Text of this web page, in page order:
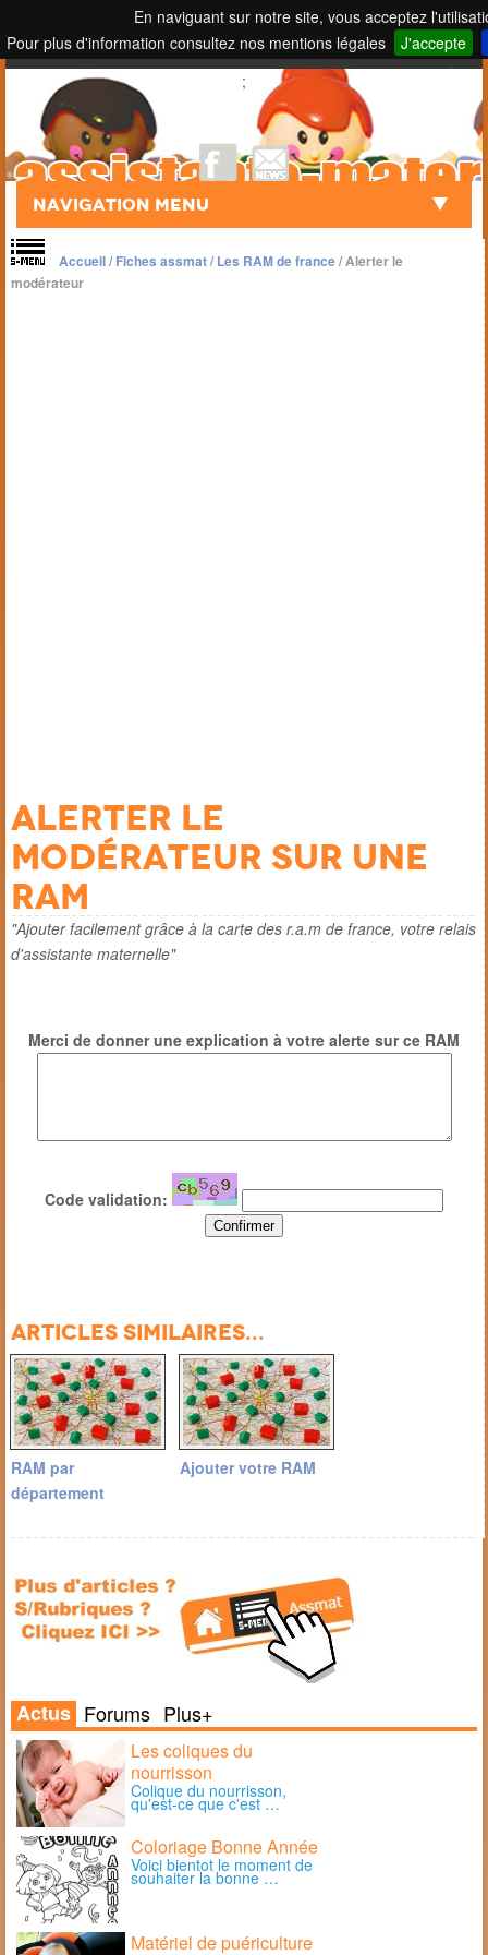
En naviguant sur notre site, vous acceptez
Pour plus d'information consultez nos mentions légales
J'accepte
Touch to Search
;
Navigation Menu
Accueil/Fiches assmat/Les RAM de france/Alerter le
modérateur
Alerter le
modérateur sur une
ram
"Ajouter facilement grâce à la carte des r.a.m de france, votre relais
d'assistante maternelle"
Merci de donner une explication à votre alerte sur ce RAM
Code validation:
Articles similaires...
RAM par
département
Ajouter votre RAM
Actus Forums Plus+
Les coliques du
nourrisson
Colique du nourrisson,
qu'est-ce que c'est …
Coloriage Bonne Année
Voici bientot le moment de
souhaiter la bonne …
Matériel de puériculture